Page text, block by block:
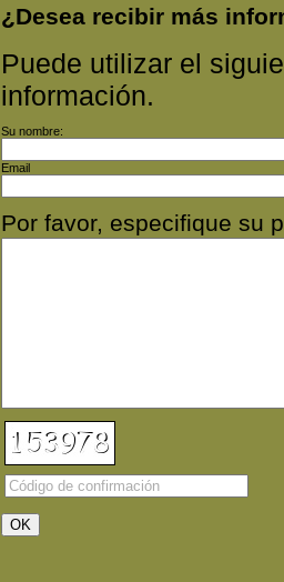
¿Desea recibir más
Puede utilizar el
información.
Su nombre:
Email
Por favor, especifique su